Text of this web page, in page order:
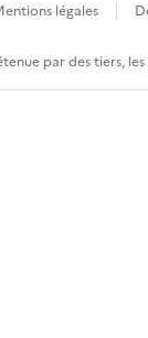
légales
par des tiers,